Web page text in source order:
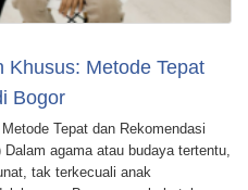
Khusus: Metode Tepat
Bogor
Tepat dan Rekomendasi
agama atau budaya tertentu,
tak terkecuali anak